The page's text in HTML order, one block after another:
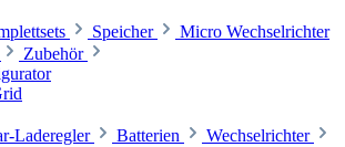
Speicher
Micro Wechselrichter
Zubehör
Laderegler Batterien
Wechselrichter